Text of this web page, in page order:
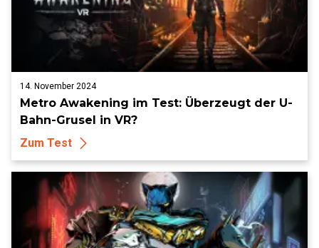
14. November 2024
Metro Awakening im Test: Überzeugt der U-
Bahn-Grusel in VR?
Zum Test